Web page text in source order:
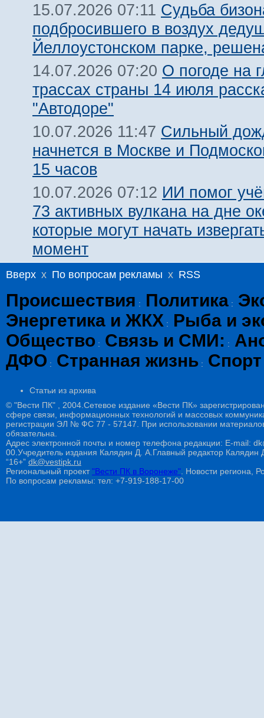
15.07.2026 07:11 Судьба
подбросившего в воздух
Йеллоустонском парке,
14.07.2026 07:20 О погоде на
трассах страны 14 июля
"Автодоре"
10.07.2026 11:47 Сильный
начнется в Москве и
15 часов
10.07.2026 07:12 ИИ помог
73 активных вулкана на дне
которые могут начать
момент
Вверх x По вопросам рекламы x RSS
Происшествия : Политика :
Энергетика и ЖКХ :
Рыба и
Общество : Связь и СМИ: :
ДФО : Странная жизнь : Спорт
Статьи из архива
© "Вести ПК" , 2004.Сетевое издание «Вести ПК»
сфере связи, информационных технологий и массовых
регистрации ЭЛ № ФС 77 - 57147. При использовании
обязательна.
Адрес электронной почты и номер телефона редакции: E-mail:
00.Учредитель издания Калядин Д. А.Главный редактор
“16+” dk@vestipk.ru
Региональный проект"Вести ПК в Воронеже" . Новости региона,
По вопросам рекламы: тел: +7-919-188-17-00